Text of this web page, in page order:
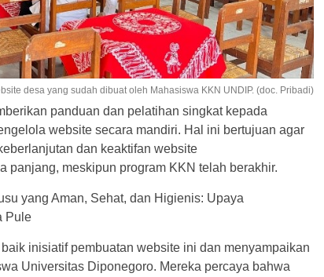
desa yang sudah dibuat oleh Mahasiswa KKN UNDIP. (doc. Pribadi)
panduan dan pelatihan singkat kepada
website secara mandiri. Hal ini bertujuan agar
dan keaktifan website
panjang, meskipun program KKN telah berakhir.
yang Aman, Sehat, dan Higienis: Upaya
Pule
inisiatif pembuatan website ini dan menyampaikan
Universitas Diponegoro. Mereka percaya bahwa